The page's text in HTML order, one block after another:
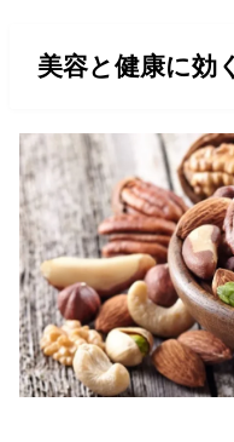
美容と健康に効